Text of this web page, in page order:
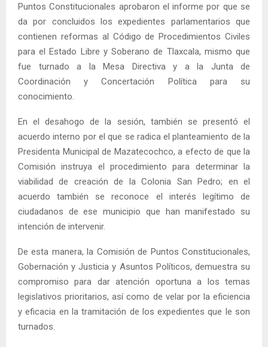
Puntos Constitucionales aprobaron el informe por que se
da por concluidos los expedientes parlamentarios que
contienen reformas al Código de Procedimientos Civiles
para el Estado Libre y Soberano de Tlaxcala, mismo que
fue turnado a la Mesa Directiva y a la Junta de
Coordinación y Concertación Política para su
conocimiento.
En el desahogo de la sesión, también se presentó el
acuerdo interno por el que se radica el planteamiento de la
Presidenta Municipal de Mazatecochco, a efecto de que la
Comisión instruya el procedimiento para determinar la
viabilidad de creación de la Colonia San Pedro; en el
acuerdo también se reconoce el interés legítimo de
ciudadanos de ese municipio que han manifestado su
intención de intervenir.
De esta manera, la Comisión de Puntos Constitucionales,
Gobernación y Justicia y Asuntos Políticos, demuestra su
compromiso para dar atención oportuna a los temas
legislativos prioritarios, así como de velar por la eficiencia
y eficacia en la tramitación de los expedientes que le son
turnados.